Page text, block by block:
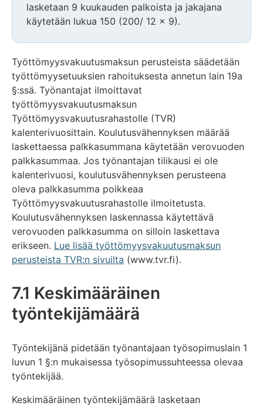
lasketaan 9 kuukauden palkoista ja jakajana
käytetään lukua 150 (200/ 12 x 9).
Työttömyysvakuutusmaksun perusteista säädetään
työttömyysetuuksien rahoituksesta annetun lain 19a
§:ssä. Työnantajat ilmoittavat
työttömyysvakuutusmaksun
Työttömyysvakuutusrahastolle (TVR)
kalenterivuosittain. Koulutusvähennyksen määrää
laskettaessa palkkasummana käytetään verovuoden
palkkasummaa. Jos työnantajan tilikausi ei ole
kalenterivuosi, koulutusvähennyksen perusteena
oleva palkkasumma poikkeaa
Työttömyysvakuutusrahastolle ilmoitetusta.
Koulutusvähennyksen laskennassa käytettävä
verovuoden palkkasumma on silloin laskettava
erikseen. Lue lisää työttömyysvakuutusmaksun
perusteista TVR:n sivuilta (www.tvr.fi).
7.1 Keskimääräinen
työntekijämäärä
Työntekijänä pidetään työnantajaan työsopimuslain 1
luvun 1 §:n mukaisessa työsopimussuhteessa olevaa
työntekijää.
Keskimääräinen työntekijämäärä lasketaan